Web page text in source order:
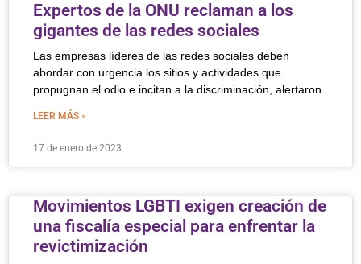
Expertos de la ONU reclaman a los
gigantes de las redes sociales
Las empresas líderes de las redes sociales deben
abordar con urgencia los sitios y actividades que
propugnan el odio e incitan a la discriminación, alertaron
LEER MÁS »
17 de enero de 2023
Movimientos LGBTI exigen creación de
una fiscalía especial para enfrentar la
revictimización